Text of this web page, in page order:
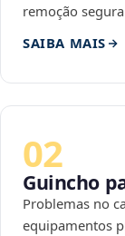
remoção
SAIBA MAIS
02
Guincho
Problemas no
equipamentos